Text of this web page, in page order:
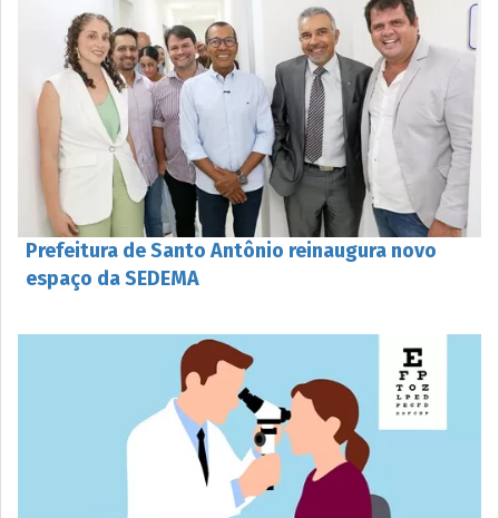
Prefeitura de Santo Antônio reinaugura novo
espaço da SEDEMA